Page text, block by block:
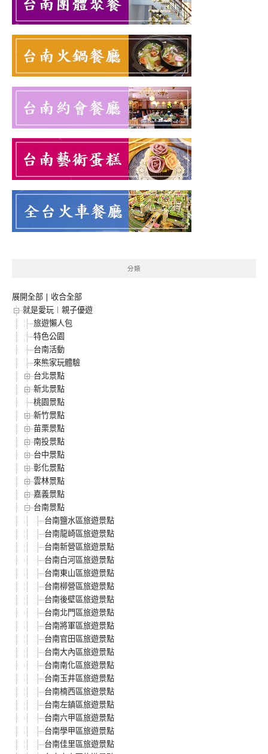
分類
展開全部 | 收合全部
就是愛玩︱親子優遊
旅遊懶人包
特色公園
台南活動
來熊家玩體驗
台北景點
新北景點
桃園景點
新竹景點
苗栗景點
南投景點
台中景點
彰化景點
雲林景點
嘉義景點
台南景點
台南鹽水區旅遊景點
台南龍崎區旅遊景點
台南新營區旅遊景點
台南白河區旅遊景點
台南東山區旅遊景點
台南柳營區旅遊景點
台南後壁區旅遊景點
台南北門區旅遊景點
台南將軍區旅遊景點
台南官田區旅遊景點
台南大內區旅遊景點
台南南化區旅遊景點
台南玉井區旅遊景點
台南楠西區旅遊景點
台南左鎮區旅遊景點
台南六甲區旅遊景點
台南學甲區旅遊景點
台南佳里區旅遊景點